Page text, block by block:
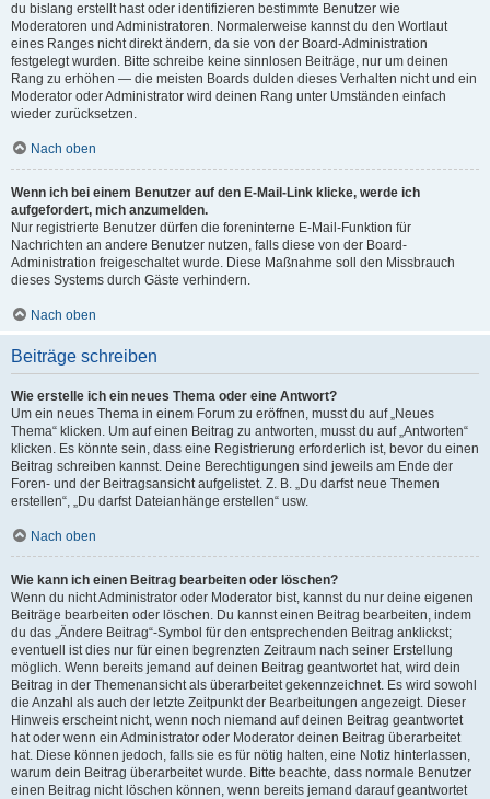
du bislang erstellt hast oder identifizieren bestimmte Benutzer wie
Moderatoren und Administratoren. Normalerweise kannst du den Wortlaut
eines Ranges nicht direkt ändern, da sie von der Board-Administration
festgelegt wurden. Bitte schreibe keine sinnlosen Beiträge, nur um deinen
Rang zu erhöhen — die meisten Boards dulden dieses Verhalten nicht und ein
Moderator oder Administrator wird deinen Rang unter Umständen einfach
wieder zurücksetzen.
Nach oben
Wenn ich bei einem Benutzer auf den E-Mail-Link klicke, werde ich
aufgefordert, mich anzumelden.
Nur registrierte Benutzer dürfen die foreninterne E-Mail-Funktion für
Nachrichten an andere Benutzer nutzen, falls diese von der Board-
Administration freigeschaltet wurde. Diese Maßnahme soll den Missbrauch
dieses Systems durch Gäste verhindern.
Nach oben
Beiträge schreiben
Wie erstelle ich ein neues Thema oder eine Antwort?
Um ein neues Thema in einem Forum zu eröffnen, musst du auf „Neues
Thema“ klicken. Um auf einen Beitrag zu antworten, musst du auf „Antworten“
klicken. Es könnte sein, dass eine Registrierung erforderlich ist, bevor du einen
Beitrag schreiben kannst. Deine Berechtigungen sind jeweils am Ende der
Foren- und der Beitragsansicht aufgelistet. Z. B. „Du darfst neue Themen
erstellen“, „Du darfst Dateianhänge erstellen“ usw.
Nach oben
Wie kann ich einen Beitrag bearbeiten oder löschen?
Wenn du nicht Administrator oder Moderator bist, kannst du nur deine eigenen
Beiträge bearbeiten oder löschen. Du kannst einen Beitrag bearbeiten, indem
du das „Ändere Beitrag“-Symbol für den entsprechenden Beitrag anklickst;
eventuell ist dies nur für einen begrenzten Zeitraum nach seiner Erstellung
möglich. Wenn bereits jemand auf deinen Beitrag geantwortet hat, wird dein
Beitrag in der Themenansicht als überarbeitet gekennzeichnet. Es wird sowohl
die Anzahl als auch der letzte Zeitpunkt der Bearbeitungen angezeigt. Dieser
Hinweis erscheint nicht, wenn noch niemand auf deinen Beitrag geantwortet
hat oder wenn ein Administrator oder Moderator deinen Beitrag überarbeitet
hat. Diese können jedoch, falls sie es für nötig halten, eine Notiz hinterlassen,
warum dein Beitrag überarbeitet wurde. Bitte beachte, dass normale Benutzer
einen Beitrag nicht löschen können, wenn bereits jemand darauf geantwortet